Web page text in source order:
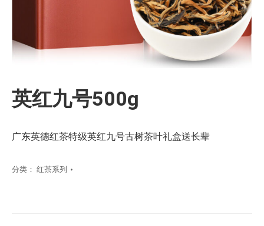
英红九号500g
广东英德红茶特级英红九号古树茶叶礼盒送长辈
分类： 红茶系列